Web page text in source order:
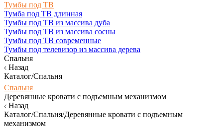
Тумбы под ТВ
Тумба под ТВ длинная
Тумбы под ТВ из массива дуба
Тумбы под ТВ из массива сосны
Тумбы под ТВ современные
Тумбы под телевизор из массива дерева
Спальня
Назад
Каталог/Спальня
Спальня
Деревянные кровати с подъемным механизмом
Назад
Каталог/Спальня/Деревянные кровати с подъемным
механизмом